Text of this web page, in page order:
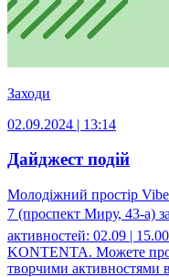
Заходи
02.09.2024 | 13:14
Дайджест подій
Молодіжний простір
7 (проспект Миру, 43-а)
активностей: 02.09 |
KONTENTA. Можете
творчими активностями